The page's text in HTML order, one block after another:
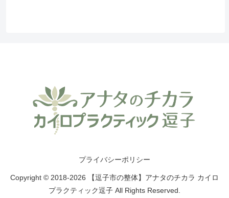
プライバシーポリシー
Copyright © 2018-2026 【逗子市の整体】アナタのチカラ カイロ
プラクティック逗子 All Rights Reserved.